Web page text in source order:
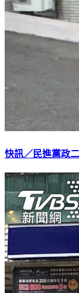
快訊／民進黨政